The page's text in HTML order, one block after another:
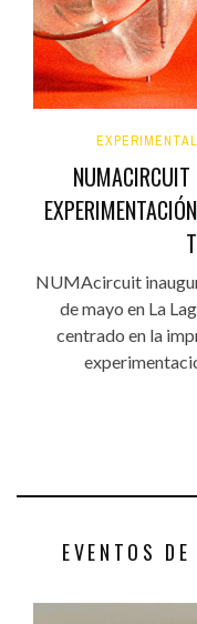
EXPERIMENTAL
NUMACIRCUIT
NUMAcircuit
de mayo en La
centrado en la
EVENTOS